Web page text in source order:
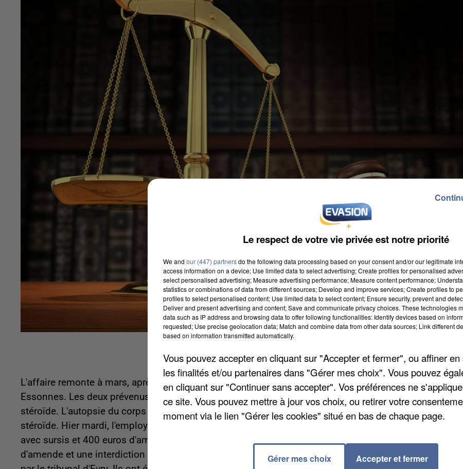
L'affaire remonte à mars, après le décès d'un adolescent qui fréquentait une salle de sports à Corbeil-
Essonnes. Les deux prévenus ont reconnu avoir vendu à la victime du Sustanon 300, un puissant
stéroïde. L'autopsie du corps n'a pas permis de relier directement la cause de la mort à la prise de ce
stéroïde. Hier mardi, l'employé de la salle et le coach sportif ont été condamnés à deux mois de prison
avec sursis et 400 euros d'amende pour le premier et quatre mois de prison avec sursis, 800 euros
d'amende et une interdiction d'exercer la profession de coach sportif pendant 18 mois pour le second,
Le respect de votre vie privée est notre priorité
We and our (447) partnersdo the following data processing based on your consent and/or our legitimate
access information on a device; Use limited data to select advertising; Create profiles for personalised
select personalised advertising; Measure advertising performance; Measure content performance;
statistics or combinations of data from different sources; Develop and improve services; Create profiles to
profiles to select personalised content; Use limited data to select content; Ensure security, prevent and
Deliver and present advertising and content; Save and communicate privacy choices. These technologies
data such as IP address and browsing data to offer following functionalities: Identify devices based on
requested; Use precise geolocation data; Match and combine data from other data sources; Link different
based on information transmitted automatically.
Vous pouvez accepter en cliquant sur "Accepter et fermer", ou affiner
les finalités et/ou partenaires dans "Gérer mes choix". Vous pouvez
en cliquant sur "Continuer sans accepter". Vos préférences ne
ce site. Vous pouvez mettre à jour vos choix, ou retirer votre
moment via le lien "Gérer les cookies" situé en bas de chaque page.
Gérer mes choix Accepter et fermer